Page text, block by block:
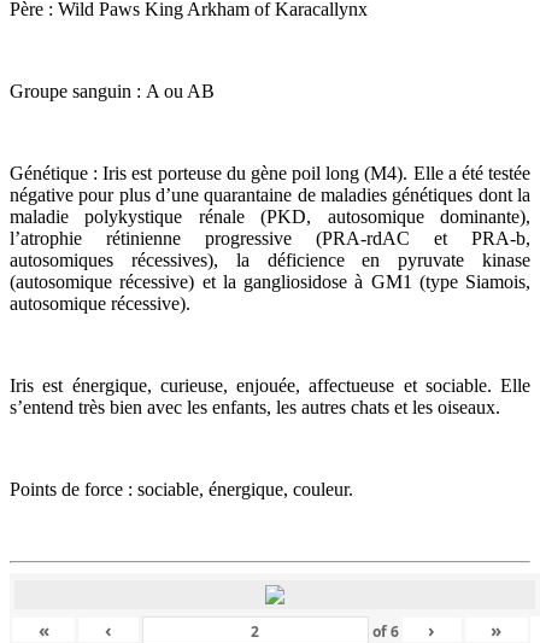
Père : Wild Paws King Arkham of Karacallynx
Groupe sanguin : A ou AB
Génétique : Iris est porteuse du gène poil long (M4). Elle a été testée
négative pour plus d’une quarantaine de maladies génétiques dont la
maladie polykystique rénale (PKD, autosomique dominante),
l’atrophie rétinienne progressive (PRA-rdAC et PRA-b,
autosomiques récessives), la déficience en pyruvate kinase
(autosomique récessive) et la gangliosidose à GM1 (type Siamois,
autosomique récessive).
Iris est énergique, curieuse, enjouée, affectueuse et sociable. Elle
s’entend très bien avec les enfants, les autres chats et les oiseaux.
Points de force : sociable, énergique, couleur.
« ‹ of6 › »